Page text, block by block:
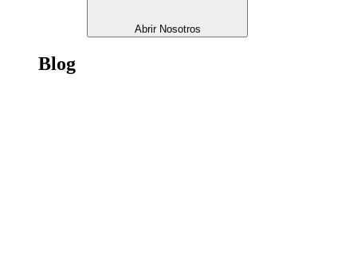
Abrir Nosotros
Blog